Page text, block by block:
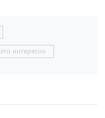
это интересно